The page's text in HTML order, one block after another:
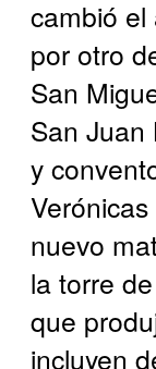
cambió el
por otro
San
San Juan
y
nuevo
la torre
que
incluyen